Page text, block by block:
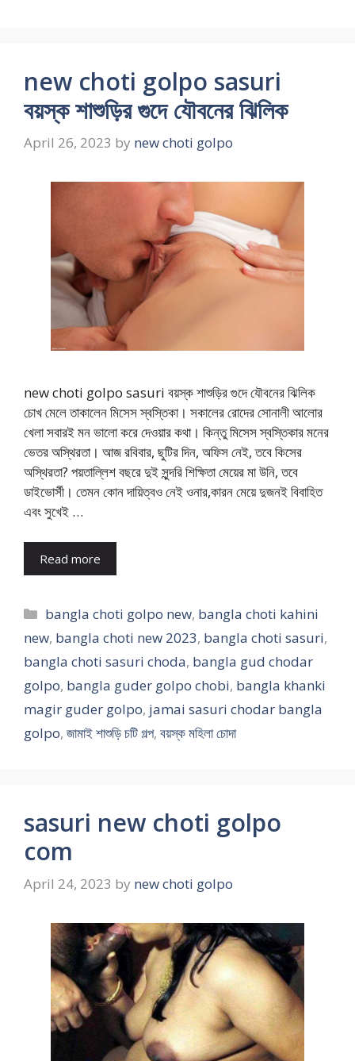
new choti golpo sasuri
বয়স্ক শাশুড়ির গুদে যৌবনের ঝিলিক
April 26, 2023 by new choti golpo
new choti golpo sasuri বয়স্ক শাশুড়ির গুদে যৌবনের ঝিলিক
চোখ মেলে তাকালেন মিসেস স্বস্তিকা। সকালের রোদের সোনালী আলোর
খেলা সবারই মন ভালো করে দেওয়ার কথা। কিন্তু মিসেস স্বস্তিকার মনের
ভেতর অস্থিরতা। আজ রবিবার, ছুটির দিন, অফিস নেই, তবে কিসের
অস্থিরতা? পয়তাল্লিশ বছরে দুই সুন্দরি শিক্ষিতা মেয়ের মা উনি, তবে
ডাইভোর্সী। তেমন কোন দায়িত্বও নেই ওনার,কারন মেয়ে দুজনই বিবাহিত
এবং সুখেই …
Read more
Categories
bangla choti golpo new, bangla choti kahini
new, bangla choti new 2023, bangla choti sasuri,
bangla choti sasuri choda, bangla gud chodar
golpo, bangla guder golpo chobi, bangla khanki
magir guder golpo, jamai sasuri chodar bangla
golpo, জামাই শাশুড়ি চটি গল্প, বয়স্ক মহিলা চোদা
sasuri new choti golpo
com
April 24, 2023 by new choti golpo